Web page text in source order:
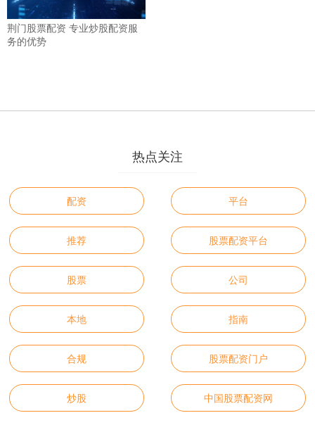
荆门股票配资 专业炒股配资服
务的优势
热点关注
配资 平台
推荐 股票配资平台
股票 公司
本地 指南
合规 股票配资门户
炒股 中国股票配资网